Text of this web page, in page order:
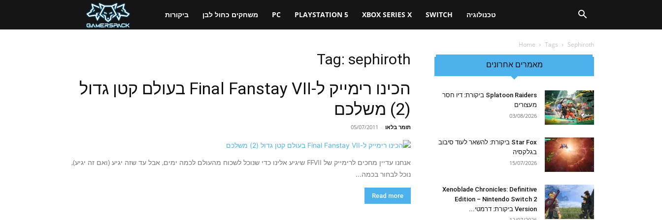
ביקורות משחקים כחול לבן PC PLAYSTATION 5 XBOX SERIES X SWITCH טכנולוגיה
Home Tags Sephiroth
Tag: sephiroth
הכינו רימייק ל-Final Fanstay VII בעולם קטן גדול
(2) משלכם
תומר בלאו -
05/07/2011
אנחנו עדיין מחכים לרימייק של FFVII שיגיע אלינו כדי שנוכל לשכוח מהעולם לכמה ימים, אבל עד שזה יגיע (ואם זה יגיע),
נוכל לבחור בכמה...
Read more
מאמרים אחרונים
Splatoon Raiders ביקורת: דיו חסר
מעצורים
03/08/2026
Star Fox ביקורת: להשאר לעוד סיבוב
בגלקסיה
15/07/2026
Xenoblade Chronicles: Definitive
Edition – Nintendo Switch 2
Version ביקורת: דרמטי...